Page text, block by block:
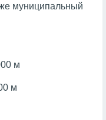
муниципальный
м
м